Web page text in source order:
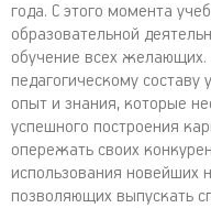
года. С этого момента
образовательной
обучение всех
педагогическому составу
опыт и знания, которые
успешного построения
опережать своих
использования новейших
позволяющих выпускать